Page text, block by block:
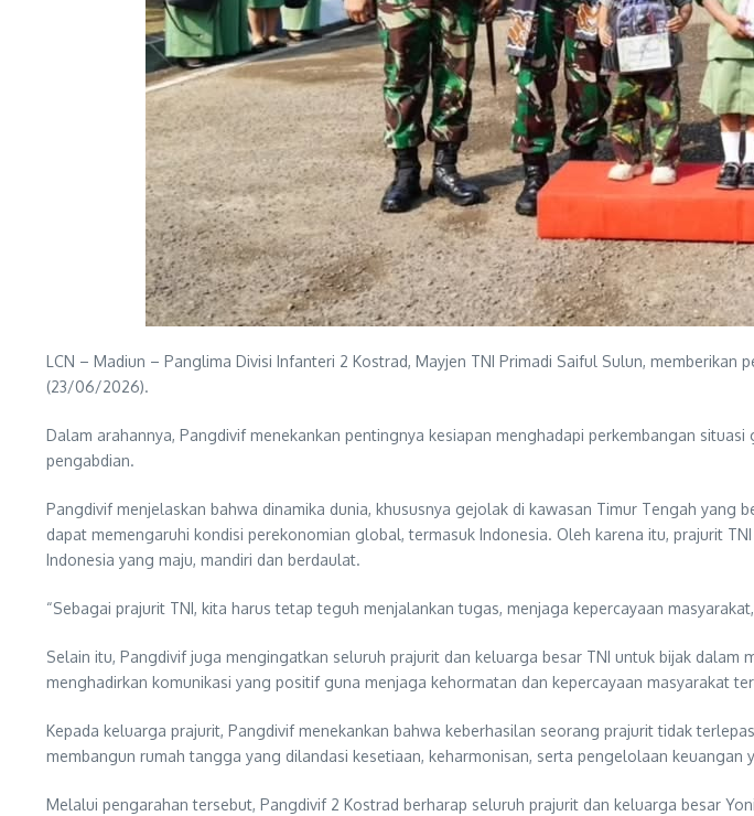
LCN – Madiun – Panglima Divisi Infanteri 2 Kostrad, Mayjen TNI Primadi Saiful Sulun,
(23/06/2026).
Dalam arahannya, Pangdivif menekankan pentingnya kesiapan menghadapi perkembangan
pengabdian.
Pangdivif menjelaskan bahwa dinamika dunia, khususnya gejolak di kawasan Timur Tengah
dapat memengaruhi kondisi perekonomian global, termasuk Indonesia. Oleh karena itu, prajurit
Indonesia yang maju, mandiri dan berdaulat.
“Sebagai prajurit TNI, kita harus tetap teguh menjalankan tugas, menjaga kepercayaan
Selain itu, Pangdivif juga mengingatkan seluruh prajurit dan keluarga besar TNI untuk bijak
menghadirkan komunikasi yang positif guna menjaga kehormatan dan kepercayaan masyarakat
Kepada keluarga prajurit, Pangdivif menekankan bahwa keberhasilan seorang prajurit tidak
membangun rumah tangga yang dilandasi kesetiaan, keharmonisan, serta pengelolaan keuangan
Melalui pengarahan tersebut, Pangdivif 2 Kostrad berharap seluruh prajurit dan keluarga besar